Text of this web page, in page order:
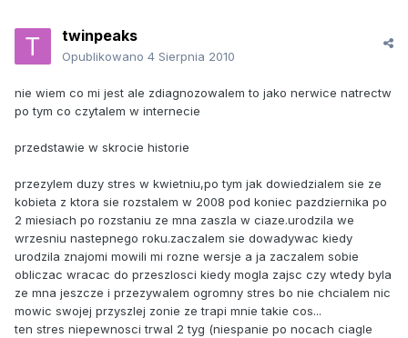
twinpeaks
Opublikowano 4 Sierpnia 2010
nie wiem co mi jest ale zdiagnozowalem to jako nerwice natrectw
po tym co czytalem w internecie
przedstawie w skrocie historie
przezylem duzy stres w kwietniu,po tym jak dowiedzialem sie ze
kobieta z ktora sie rozstalem w 2008 pod koniec pazdziernika po
2 miesiach po rozstaniu ze mna zaszla w ciaze.urodzila we
wrzesniu nastepnego roku.zaczalem sie dowadywac kiedy
urodzila znajomi mowili mi rozne wersje a ja zaczalem sobie
obliczac wracac do przeszlosci kiedy mogla zajsc czy wtedy byla
ze mna jeszcze i przezywalem ogromny stres bo nie chcialem nic
mowic swojej przyszlej zonie ze trapi mnie takie cos...
ten stres niepewnosci trwal 2 tyg (niespanie po nocach ciagle